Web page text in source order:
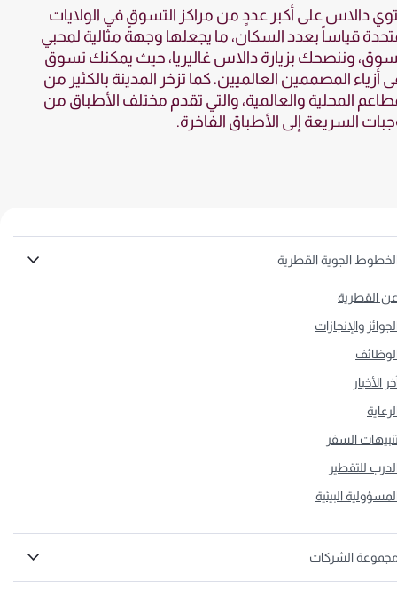
دالاس على أكبر عددٍ من مراكز التسوق في الولايات
قياساً بعدد السكان، ما يجعلها وجهةً مثالية لمحبي
وننصحك بزيارة دالاس غاليريا، حيث يمكنك تسوق
أزياء المصممين العالميين. كما تزخر المدينة بالكثير من
المحلية والعالمية، والتي تقدم مختلف الأطباق من
السريعة إلى الأطباق الفاخرة.
الجوية القطرية
القطرية
والإنجازات
الأخبار
السفر
للتقطير
البيئية
الشركات